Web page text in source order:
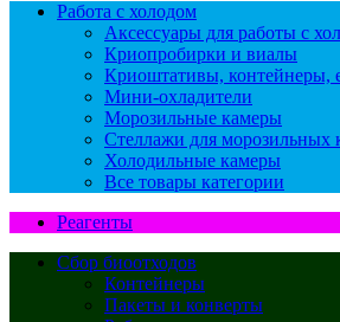
Работа с холодом
Аксессуары для работы с
Криопробирки и виалы
Криоштативы, контейнеры,
Мини-охладители
Морозильные камеры
Стеллажи для морозильных
Холодильные камеры
Все товары категории
Реагенты
Сбор биоотходов
Контейнеры
Пакеты и конверты